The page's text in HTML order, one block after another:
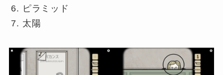
ピラミッド
太陽